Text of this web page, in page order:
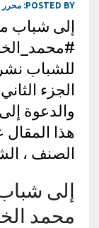
POSTED BY: محرر
إلى شباب
للشباب نشر
الجزء
هذا المقال
الصنف ،
إلى
محمد